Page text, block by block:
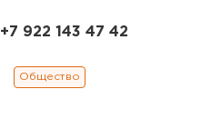
+7 922 143 47 42
Общество